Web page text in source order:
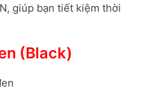
giúp bạn tiết kiệm thời
(Black)